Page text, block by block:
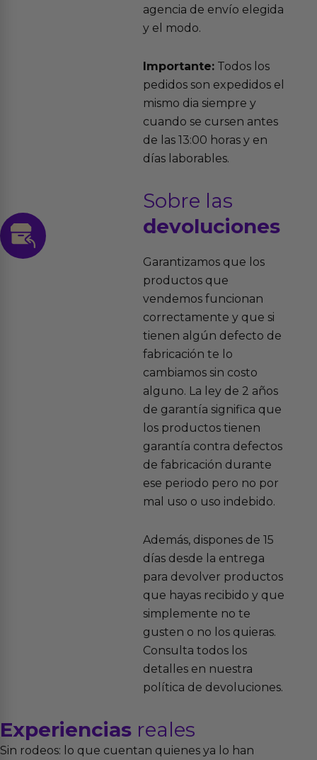
agencia de envío elegida
y el modo.
Importante:Todos los
pedidos son expedidos el
mismo dia siempre y
cuando se cursen antes
de las 13:00 horas y en
días laborables.
Sobre las
devoluciones
Garantizamos que los
productos que
vendemos funcionan
correctamente y que si
tienen algún defecto de
fabricación te lo
cambiamos sin costo
alguno. La ley de 2 años
de garantía significa que
los productos tienen
garantía contra defectos
de fabricación durante
ese periodo pero no por
mal uso o uso indebido.
Además, dispones de 15
días desde la entrega
para devolver productos
que hayas recibido y que
simplemente no te
gusten o no los quieras.
Consulta todos los
detalles en nuestra
política de devoluciones.
Experiencias reales
Sin rodeos: lo que cuentan quienes ya lo han